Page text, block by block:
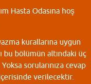
Hasta Odasına hoş
kurallarına uygun
bu bölümün altındaki üç
sorularınıza cevap
verilecektir.